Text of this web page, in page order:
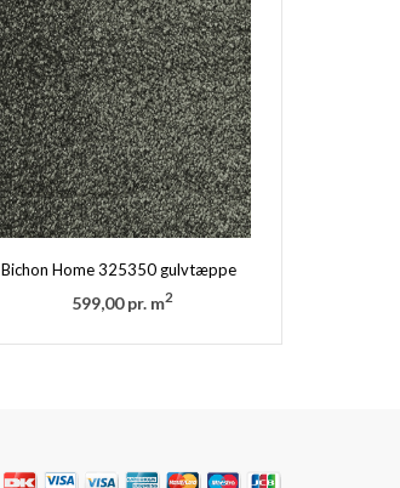
Bichon Home 325350 gulvtæppe
599,00 pr. m2